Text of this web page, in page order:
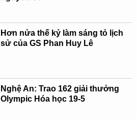
Hơn nửa thế kỷ làm sáng tỏ lịch
sử của GS Phan Huy Lê
Nghệ An: Trao 162 giải thưởng
Olympic Hóa học 19-5